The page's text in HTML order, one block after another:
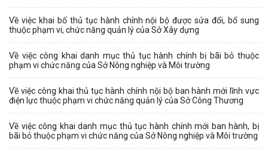
Về việc khai bố thủ tục hành chính nội bộ được sửa đổi, bổ sung
thuộc phạm vi, chức năng quản lý của Sở Xây dựng
Về việc công khai danh mục thủ tục hành chính bị bãi bỏ thuộc
phạm vi chức năng của Sở Nông nghiệp và Môi trường
Về việc công khai thủ tục hành chính nội bộ ban hành mới lĩnh vực
điện lực thuộc phạm vi chức năng quản lý của Sở Công Thương
Về việc công khai danh mục thủ tục hành chính mới ban hành, bị
bãi bỏ thuộc phạm vi chức năng của Sở Nông nghiệp và Môi trường